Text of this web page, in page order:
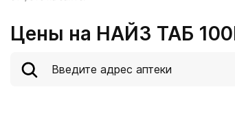
Цены на НАЙЗ ТАБ